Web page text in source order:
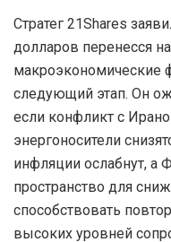
Стратег 21Shares
долларов перенесся
макроэкономические
следующий этап. Он
если конфликт с
энергоносители
инфляции ослабнут, а
пространство для
способствовать
высоких уровней